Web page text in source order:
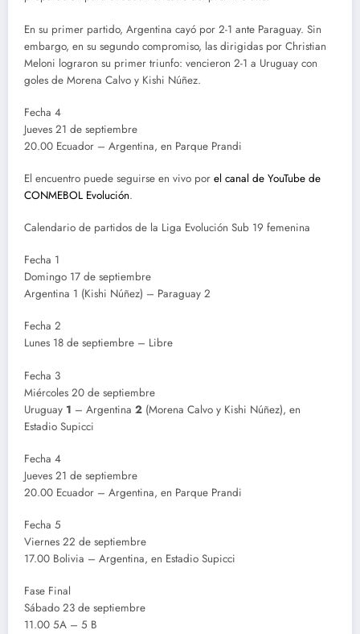
En su primer partido, Argentina cayó por 2-1 ante Paraguay. Sin
embargo, en su segundo compromiso, las dirigidas por Christian
Meloni lograron su primer triunfo: vencieron 2-1 a Uruguay con
goles de Morena Calvo y Kishi Núñez.
Fecha 4
Jueves 21 de septiembre
20.00 Ecuador – Argentina, en Parque Prandi
El encuentro puede seguirse en vivo por el canal de YouTube de
CONMEBOL Evolución.
Calendario de partidos de la Liga Evolución Sub 19 femenina
Fecha 1
Domingo 17 de septiembre
Argentina 1 (Kishi Núñez) – Paraguay 2
Fecha 2
Lunes 18 de septiembre – Libre
Fecha 3
Miércoles 20 de septiembre
Uruguay 1 – Argentina 2 (Morena Calvo y Kishi Núñez), en
Estadio Supicci
Fecha 4
Jueves 21 de septiembre
20.00 Ecuador – Argentina, en Parque Prandi
Fecha 5
Viernes 22 de septiembre
17.00 Bolivia – Argentina, en Estadio Supicci
Fase Final
Sábado 23 de septiembre
11.00 5A – 5 B